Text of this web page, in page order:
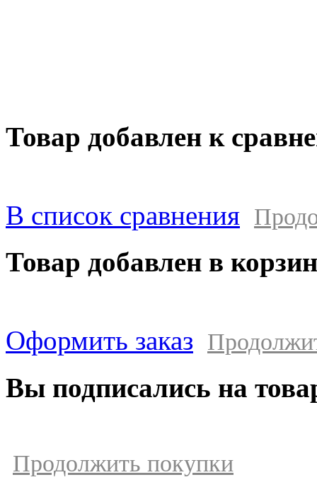
Товар добавлен к
В список сравнения
Товар добавлен в
Оформить заказ
Вы подписались на
Продолжить покупки